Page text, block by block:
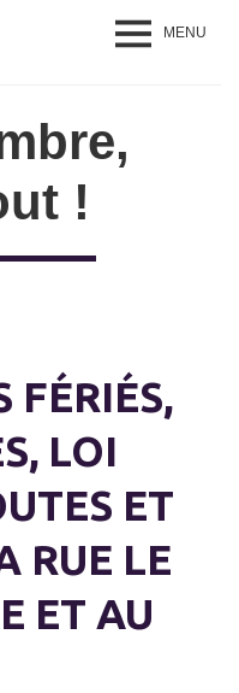
MENU
!
FÉRIÉS,
S, LOI
ET
RUE LE
ET AU